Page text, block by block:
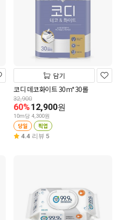
담기
코디 데코화이트 30m*30롤
32,900
60%12,900원
10m당 4,300원
당일 픽업
4.4 리뷰 5